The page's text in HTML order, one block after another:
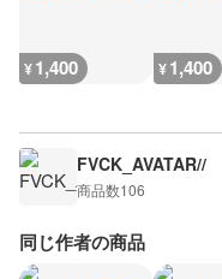
¥1,400 ¥1,400
FVCK_AVATAR//
商品数106
同じ作者の商品